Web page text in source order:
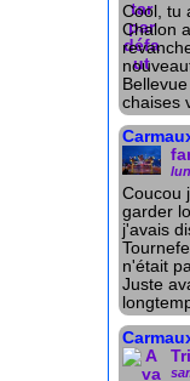
Cool, tu
Chalon
chaises
Coucou
garder
j'avais
n'était
Juste